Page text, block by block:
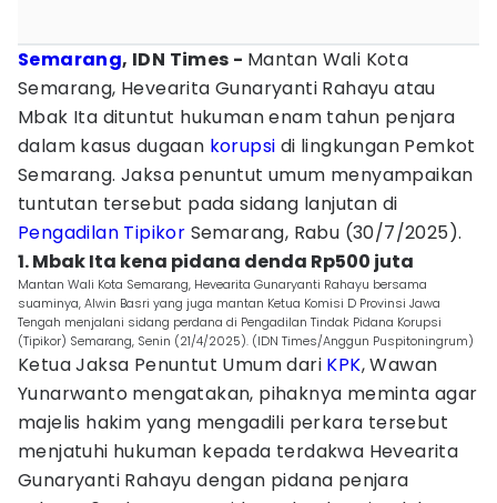
Semarang, IDN Times - Mantan Wali Kota
Semarang, Hevearita Gunaryanti Rahayu atau
Mbak Ita dituntut hukuman enam tahun penjara
dalam kasus dugaan korupsi di lingkungan Pemkot
Semarang. Jaksa penuntut umum menyampaikan
tuntutan tersebut pada sidang lanjutan di
Pengadilan Tipikor Semarang, Rabu (30/7/2025).
1. Mbak Ita kena pidana denda Rp500 juta
Mantan Wali Kota Semarang, Hevearita Gunaryanti Rahayu bersama
suaminya, Alwin Basri yang juga mantan Ketua Komisi D Provinsi Jawa
Tengah menjalani sidang perdana di Pengadilan Tindak Pidana Korupsi
(Tipikor) Semarang, Senin (21/4/2025). (IDN Times/Anggun Puspitoningrum)
Ketua Jaksa Penuntut Umum dari KPK, Wawan
Yunarwanto mengatakan, pihaknya meminta agar
majelis hakim yang mengadili perkara tersebut
menjatuhi hukuman kepada terdakwa Hevearita
Gunaryanti Rahayu dengan pidana penjara